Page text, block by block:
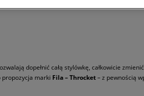
dopełnić całą stylówkę, całkowicie
propozycja marki Fila – Throcket– z pewnością